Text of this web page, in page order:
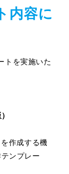
内容に
トを実施いた
作成する機
ンプレー